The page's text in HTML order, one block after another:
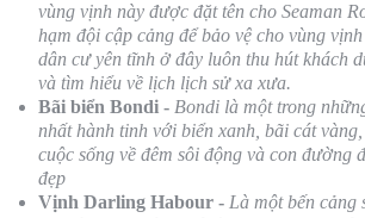
vùng vịnh này được đặt tên cho Seaman
hạm đội cập cảng để bảo vệ cho vùng
dân cư yên tĩnh ở đây luôn thu hút khách
và tìm hiểu về lịch lịch sử xa xưa.
Bãi biển Bondi - Bondi là một trong
nhất hành tinh với biển xanh, bãi cát vàng,
cuộc sống về đêm sôi động và con đường
đẹp
Vịnh Darling Habour - Là một bến cảng